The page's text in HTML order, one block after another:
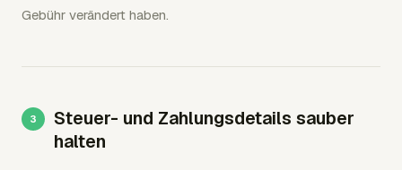
Gebühr verändert haben.
Steuer- und Zahlungsdetails sauber
halten